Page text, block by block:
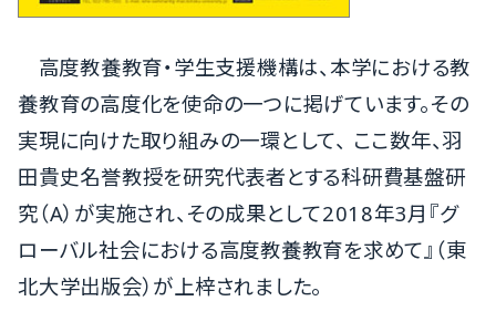
高度教養教育・学生支援機構は、本学における教
養教育の高度化を使命の一つに掲げています。その
実現に向けた取り組みの一環として、 ここ数年、羽
田貴史名誉教授を研究代表者とする科研費基盤研
究（A）が実施され、その成果として2018年3月『グ
ローバル社会における高度教養教育を求めて』（東
北大学出版会）が上梓されました。